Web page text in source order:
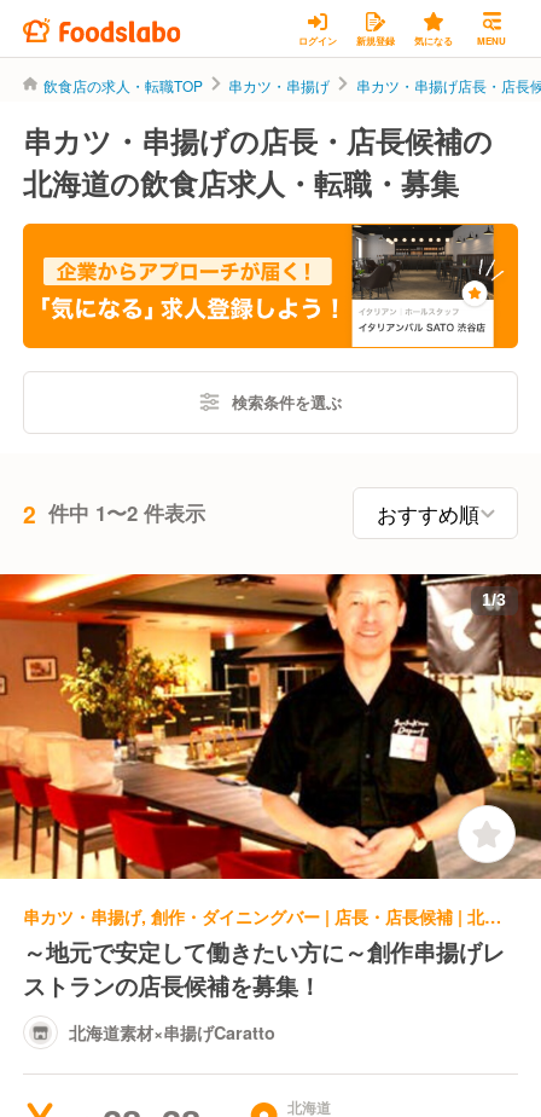
ログイン 新規登録 気になる MENU
飲食店の求人・転職TOP 串カツ・串揚げ 串カツ・串揚げ店長・店長
串カツ・串揚げの店長・店長候補の
北海道の飲食店求人・転職・募集
検索条件を選ぶ
2 件中 1〜2 件表示
1/3
串カツ・串揚げ, 創作・ダイニングバー | 店長・店長候補 | 北海道素材×串揚げCaratto
～地元で安定して働きたい方に～創作串揚げレ
ストランの店長候補を募集！
北海道素材×串揚げCaratto
北海道